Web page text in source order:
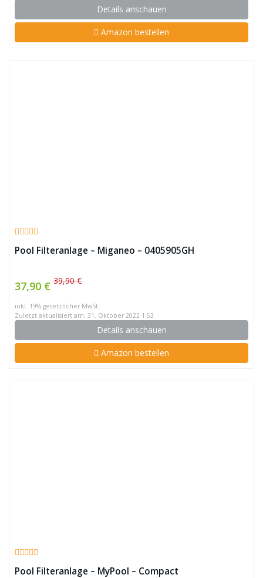
Details anschauen
Amazon bestellen
Pool Filteranlage – Miganeo – 0405905GH
37,90 € 39,90 €
inkl. 19% gesetzlicher MwSt.
Zuletzt aktualisiert am: 31. Oktober 2022 1:53
Details anschauen
Amazon bestellen
Pool Filteranlage – MyPool – Compact